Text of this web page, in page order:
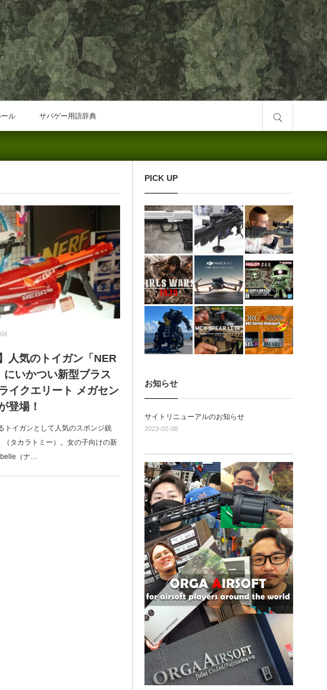
ル サバゲー用語辞典
人気のトイガン「NER
にいかつい新型ブラス
イクエリート メガセン
登場！
トイガンとして人気のスポンジ銃
（タカラトミー）。女の子向けの新
（ナ…
PICK UP
お知らせ
サイトリニューアルのお知らせ
2023-02-08